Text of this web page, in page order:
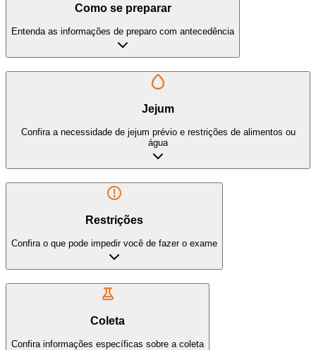
Como se preparar
Entenda as informações de preparo com antecedência
Jejum
Confira a necessidade de jejum prévio e restrições de alimentos ou
água
Restrições
Confira o que pode impedir você de fazer o exame
Coleta
Confira informações específicas sobre a coleta